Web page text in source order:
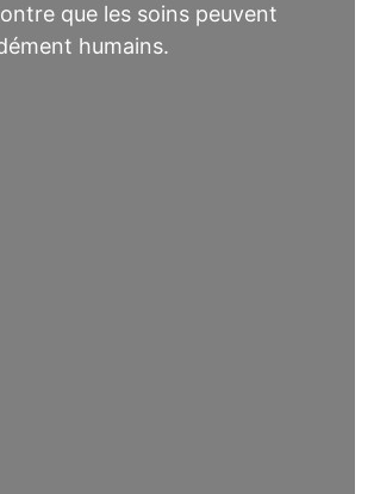
que les soins peuvent
humains.